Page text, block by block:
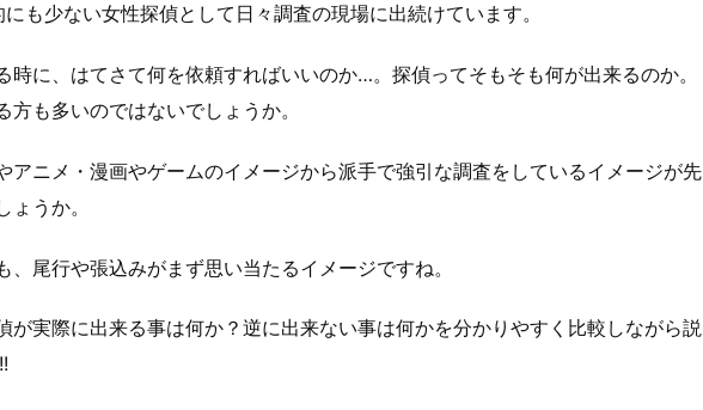
にも少ない女性探偵として日々調査の現場に出続けています。
時に、はてさて何を依頼すればいいのか…。探偵ってそもそも何が出来るのか。
方も多いのではないでしょうか。
アニメ・漫画やゲームのイメージから派手で強引な調査をしているイメージが先
うか。
、尾行や張込みがまず思い当たるイメージですね。
が実際に出来る事は何か？逆に出来ない事は何かを分かりやすく比較しながら説